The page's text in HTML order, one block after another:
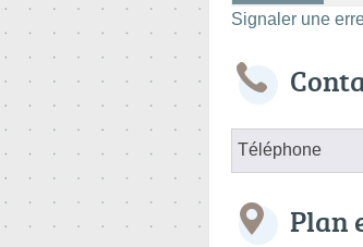
Signaler une
Téléphone
Plan